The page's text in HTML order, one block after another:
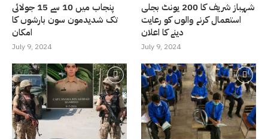
پنجاب میں 10 سے 15 جولائی
تک شدیدمون سون بارشوں کا
امکان
July 9, 2024
شہباز شریف کا 200 یونٹ بجلی
استعمال کرنے والوں کو رعایت
دینے کا اعلان
July 9, 2024